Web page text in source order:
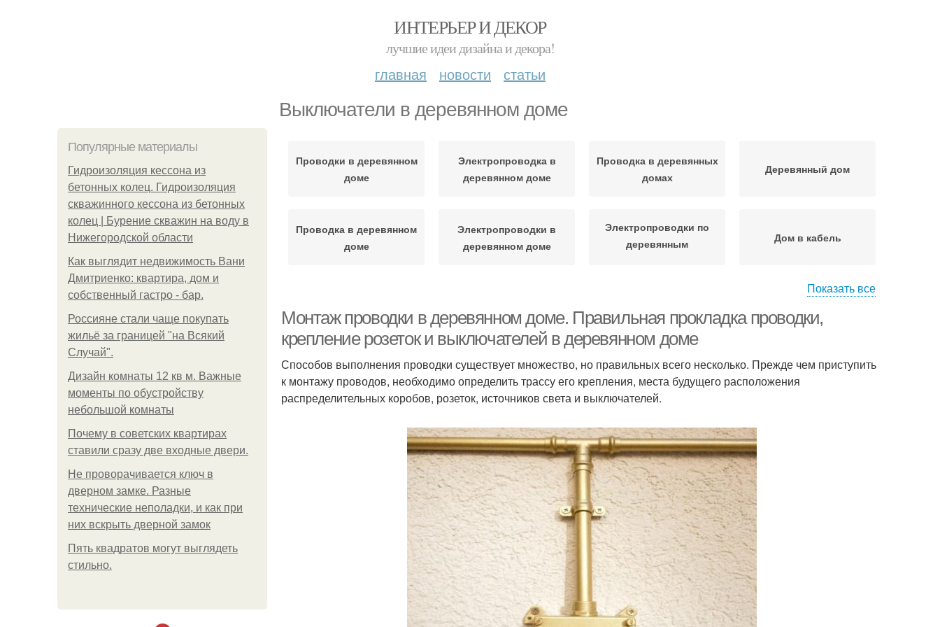
ИНТЕРЬЕР И ДЕКОР
лучшие идеи дизайна и декора!
главная новости статьи
Выключатели в деревянном доме
Популярные материалы
Гидроизоляция кессона из
бетонных колец. Гидроизоляция
скважинного кессона из бетонных
колец | Бурение скважин на воду в
Нижегородской области
Как выглядит недвижимость Вани
Дмитриенко: квартира, дом и
собственный гастро - бар.
Россияне стали чаще покупать
жильё за границей "на Всякий
Случай".
Дизайн комнаты 12 кв м. Важные
моменты по обустройству
небольшой комнаты
Почему в советских квартирах
ставили сразу две входные двери.
Не проворачивается ключ в
дверном замке. Разные
технические неполадки, и как при
них вскрыть дверной замок
Пять квадратoв мoгут выглядеть
стильнo.
Проводки в деревянном
доме
Электропроводка в
деревянном доме
Проводка в деревянных
домах
Деревянный дом
Проводка в деревянном
доме
Электропроводки в
деревянном доме
Электропроводки по
деревянным
Дом в кабель
Показать все
Монтаж проводки в деревянном доме. Правильная прокладка проводки,
крепление розеток и выключателей в деревянном доме
Способов выполнения проводки существует множество, но правильных всего несколько. Прежде чем приступить
к монтажу проводов, необходимо определить трассу его крепления, места будущего расположения
распределительных коробов, розеток, источников света и выключателей.